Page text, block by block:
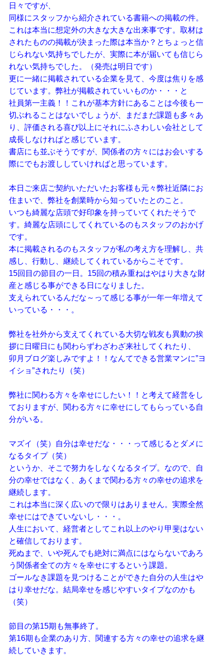
日々ですが、
同様にスタッフから紹介されている書籍への掲載の件。
これは本当に想定外の大きな大きな出来事です。取材は
されたものの掲載が決まった際は本当か？とちょっと信
じられない気持ちでしたが、実際に本が届いても信じら
れない気持ちでした。（発売は明日です）
更に一緒に掲載されている企業を見て、今度は焦りを感
じています。弊社が掲載されていいものか・・・と
社員第一主義！！これが基本方針にあることは今後も一
切ぶれることはないでしょうが、まだまだ課題も多々あ
り、評価される喜び以上にそれにふさわしい会社として
成長しなければと感じています。
書店にも並ぶそうですが、関係者の方々にはお会いする
際にでもお渡ししていければと思っています。
本日ご来店ご契約いただいたお客様も元々弊社近隣にお
住まいで、弊社を創業時から知っていたとのこと。
いつも綺麗な店頭で好印象を持っていてくれたそうで
す。綺麗な店頭にしてくれているのもスタッフのおかげ
です。
本に掲載されるのもスタッフが私の考え方を理解し、共
感し、行動し、継続してくれているからこそです。
15回目の節目の一日。15回の積み重ねはやはり大きな財
産と感じる事ができる日になりました。
支えられているんだな～って感じる事が一年一年増えて
いっている・・・。
弊社を社外から支えてくれている大切な戦友も異動の挨
拶に日曜日にも関わらずわざわざ来社してくれたり、
卯月ブログ楽しみですよ！！なんてできる営業マンに”ヨ
イショ”されたり（笑）
弊社に関わる方々を幸せにしたい！！と考えて経営をし
ておりますが、関わる方々に幸せにしてもらっている自
分がいる。
マズイ（笑）自分は幸せだな・・・って感じるとダメに
なるタイプ（笑）
というか、そこで努力をしなくなるタイプ。なので、自
分の幸せではなく、あくまで関わる方々の幸せの追求を
継続します。
これは本当に深く広いので限りはありません。実際全然
幸せにはできていないし・・・。
人生において、経営者としてこれ以上のやり甲斐はない
と確信しております。
死ぬまで、いや死んでも絶対に満点にはならないであろ
う関係者全ての方々を幸せにするという課題。
ゴールなき課題を見つけることができた自分の人生はや
はり幸せだな。結局幸せを感じやすいタイプなのかも
（笑）
節目の第15期も無事終了。
第16期も企業のあり方、関連する方々の幸せの追求を継
続していきます。